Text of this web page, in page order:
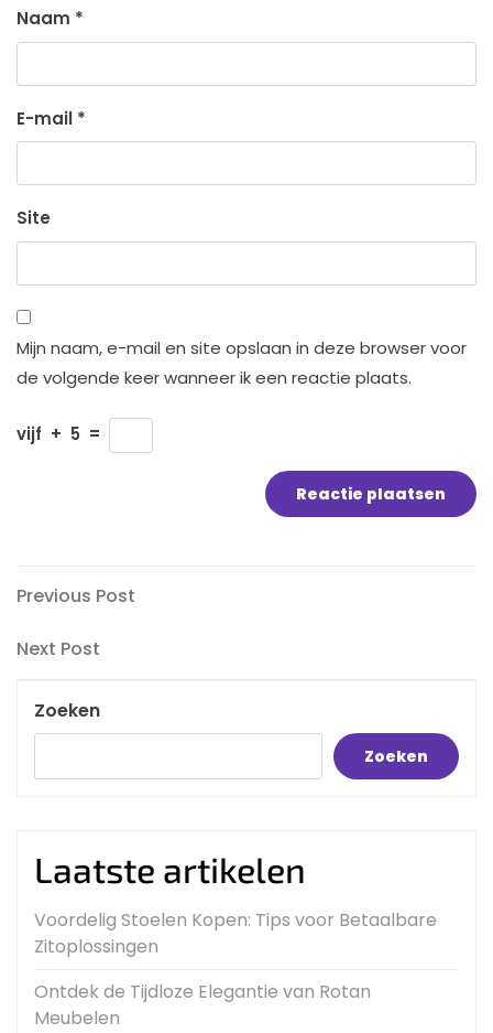
Naam *
E-mail *
Site
Mijn naam, e-mail en site opslaan in deze browser voor
de volgende keer wanneer ik een reactie plaats.
vijf + 5 =
Bericht
navigatie
Previous
Previous Post
Next
Next Post
Zoeken
Zoeken
Laatste artikelen
Voordelig Stoelen Kopen: Tips voor Betaalbare
Zitoplossingen
Ontdek de Tijdloze Elegantie van Rotan
Meubelen